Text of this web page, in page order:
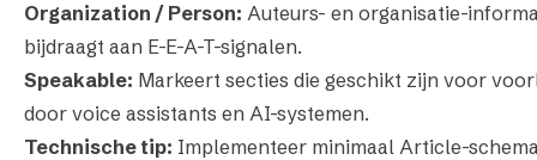
Organization / Person: Auteurs- en organisatie-
bijdraagt aan E-E-A-T-signalen.
Speakable: Markeert secties die geschikt zijn voor
door voice assistants en AI-systemen.
Technische tip: Implementeer minimaal Article-